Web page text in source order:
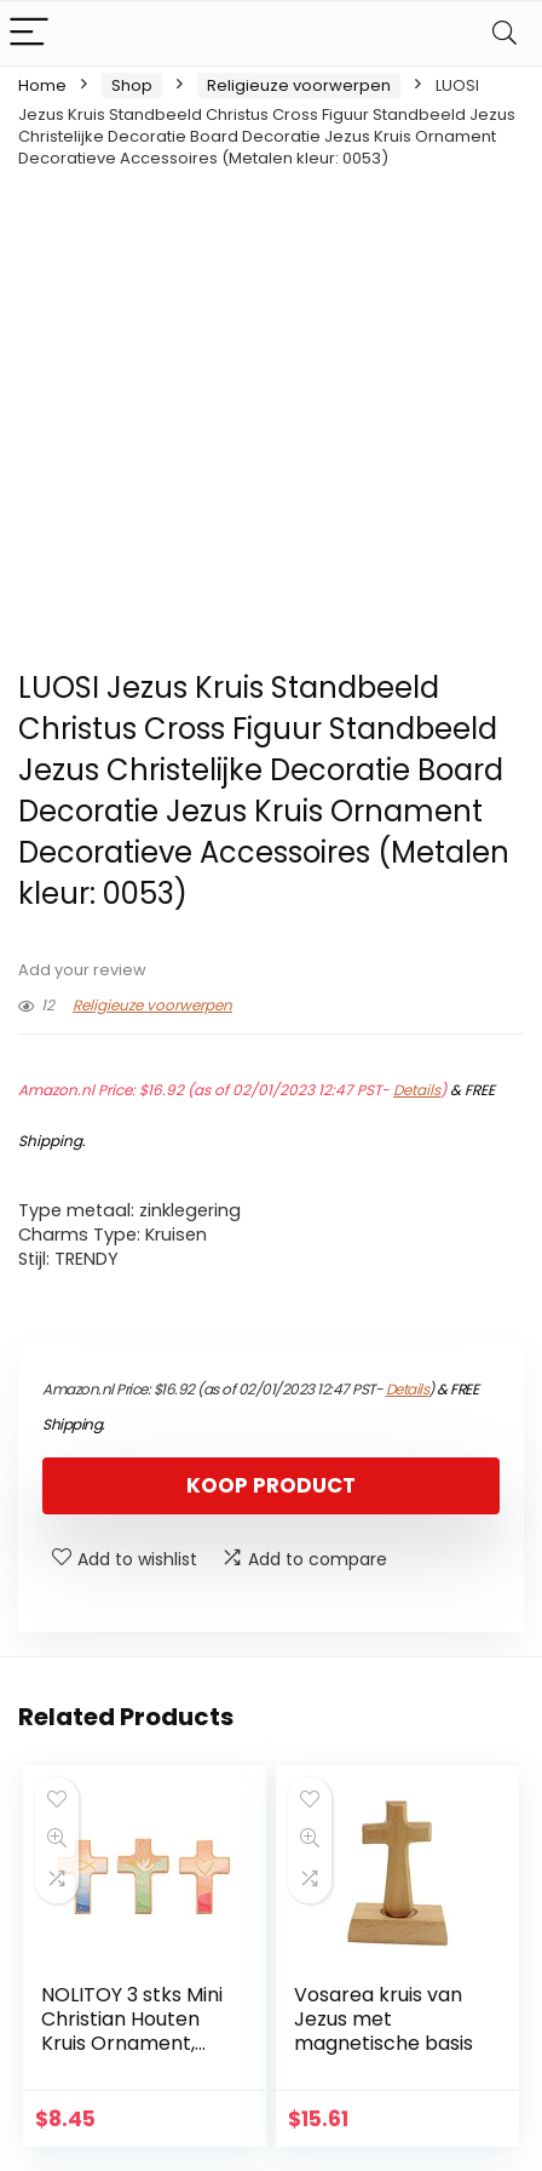
Home Shop Religieuze voorwerpen
LUOSI
Jezus Kruis Standbeeld Christus Cross Figuur Standbeeld Jezus
Christelijke Decoratie Board Decoratie Jezus Kruis Ornament
Decoratieve Accessoires (Metalen kleur: 0053)
LUOSI Jezus Kruis Standbeeld
Christus Cross Figuur Standbeeld
Jezus Christelijke Decoratie Board
Decoratie Jezus Kruis Ornament
Decoratieve Accessoires (Metalen
kleur: 0053)
Add your review
12
Religieuze voorwerpen
Amazon.nl Price:$16.92(as of 02/01/2023 12:47 PST- Details)&FREE
Shipping.
Type metaal: zinklegering
Charms Type: Kruisen
Stijl: TRENDY
Amazon.nl Price:$16.92(as of 02/01/2023 12:47 PST-Details)&FREE
Shipping.
KOOP PRODUCT
Add to wishlist Add to compare
Related Products
NOLITOY 3 stks Mini
Christian Houten
Kruis Ornament,
Wanddecoratie
$8.45
Vosarea kruis van
Jezus met
magnetische basis
$15.61